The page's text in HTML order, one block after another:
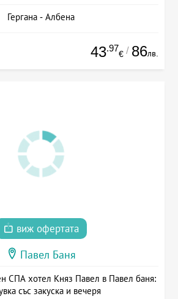
Гергана - Албена
43.97
€ / 86лв.
виж офертата
Павел Баня
СПА хотел Княз Павел в Павел баня:
със закуска и вечеря